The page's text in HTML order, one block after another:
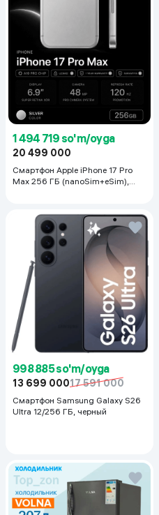
Количество основных
(тыловых) камер
Audio uyasi
Объем оперативной памяти
1 494 719 so'm/oyga
20 499 000
Смартфон Apple iPhone 17 Pro
Max 256 ГБ (nanoSim+eSim),
998 885 so'm/oyga
13 699 00017 591 000
Смартфон Samsung Galaxy S26
Ultra 12/256 ГБ, черный